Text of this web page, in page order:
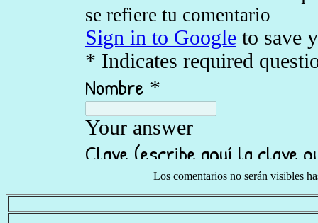
Los comentarios no serán visibles